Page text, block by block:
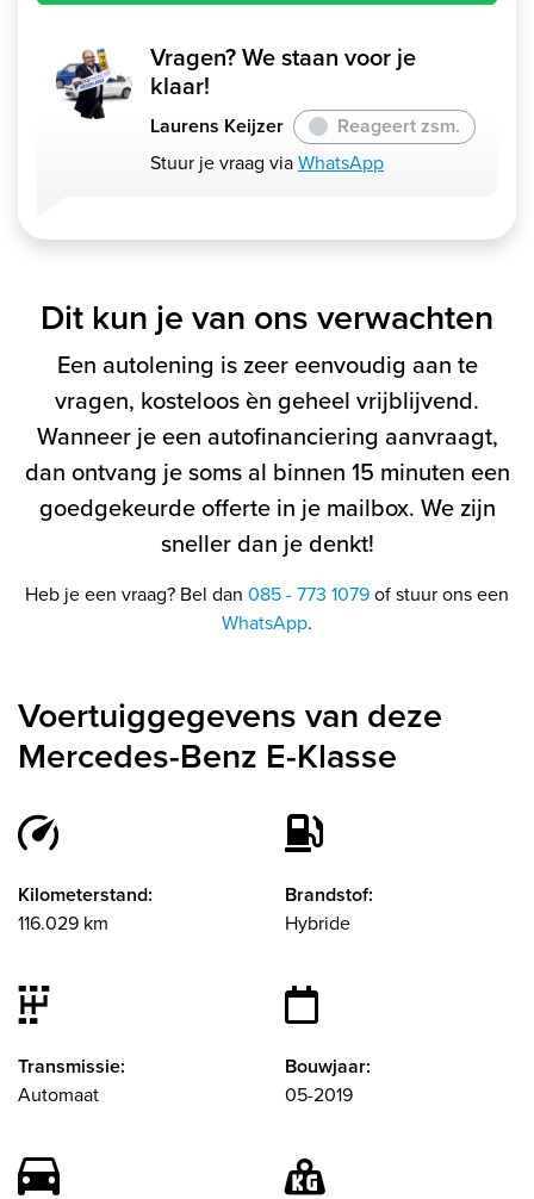
Vragen? We staan voor je
klaar!
Laurens Keijzer
Reageert zsm.
Stuur je vraag viaWhatsApp
Dit kun je van ons verwachten
Een autolening is zeer eenvoudig aan te
vragen, kosteloos èn geheel vrijblijvend.
Wanneer je een autofinanciering aanvraagt,
dan ontvang je soms al binnen 15 minuten een
goedgekeurde offerte in je mailbox. We zijn
sneller dan je denkt!
Heb je een vraag? Bel dan 085 - 773 1079of stuur ons een
WhatsApp.
Voertuiggegevens van deze
Mercedes-Benz E-Klasse
Kilometerstand:
116.029 km
Brandstof:
Hybride
Transmissie:
Automaat
Bouwjaar:
05-2019